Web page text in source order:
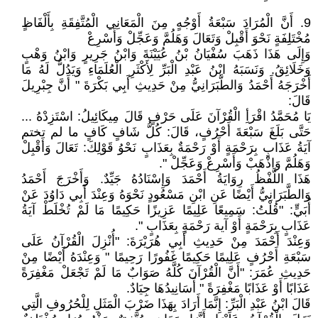
9. أَنَّ الْمُرَادَ سَبْعَةُ أَوْجُهٍ مِنَ الْمَعَانِي الْمُتَّفِقَةِ بِأَلْفَاظٍ
مُخْتَلِفَةٍ نَحْوَ أَقْبِلْ وَتَعَالَ وَهَلُمَّ وَعَجِّلْ وَأَسْرِعْ
وَإِلَى هَذَا ذَهَبَ سُفْيَانُ بْنُ عُيَيْنَةَ وَابْنُ جَرِيرٍ وَابْنُ وَهْبٍ
وَخَلَائِقُ. وَنَسَبَهُ ابْنُ عَبْدِ الْبَرِّ لِأَكْثَرِ الْعُلَمَاءِ وَيَدُلُّ لَهُ مَا
أَخْرَجَهُ أَحْمَدُ وَالطَّبَرَانِيُّ مِنْ حَدِيثِ أَبِي بَكْرَةَ " أَنَّ جِبْرِيلَ
قَالَ:
يَا مُحَمَّدُ اقْرَأِ الْقُرْآنَ عَلَى حَرْفٍ قَالَ مِيكَائِيلُ: اسْتَزِدْهُ ...
حَتَّى بَلَغَ سَبْعَةَ أَحْرُفٍ، قَالَ: كُلُّ شَافٍ كَافٍ ما لم تختم
آيَةُ عَذَابٍ بِرَحْمَةٍ أَوْ رَحْمَةٌ بِعَذَابٍ نَحْوُ قَوْلِكَ: تَعَالَ وَأَقْبِلْ
وَهَلُمَّ وَاذْهَبْ وَأَسْرِعْ وَعَجِّلْ ".
هَذَا اللَّفْظُ رِوَايَةُ أَحْمَدَ وَإِسْنَادُهُ جَيِّدٌ. وَأَخْرَجَ أَحْمَدُ
وَالطَّبَرَانِيُّ أَيْضًا عَنِ ابْنِ مَسْعُودٍ نَحْوَهُ وَعِنْدَ أَبِي دَاوُدَ عَنْ
أُبَيٍّ: "قُلْتُ: سَمِيعًا عَلِيمًا عَزِيزًا حَكِيمًا مَا لَمْ تُخْلَطْ آيَةُ
عَذَابٍ بِرَحْمَةٍ أَوْ آية رَحْمَةٍ بِعَذَابٍ ".
وَعِنْدَ أَحْمَدَ مِنْ حَدِيثِ أَبِي هُرَيْرَةَ: "أُنْزِلَ الْقُرْآنُ عَلَى
سَبْعَةِ أَحْرُفٍ عَلِيمًا حَكِيمًا غَفُورًا رَحِيمًا " وَعِنْدَهُ أَيْضًا مِنْ
حَدِيثِ عُمَرَ: "أَنَّ الْقُرْآنَ كُلَّهُ صَوَابٌ مَا لَمْ تَجْعَلْ مَغْفِرَةً
عَذَابًا أَوْ عَذَابًا مَغْفِرَةً " أَسَانِيدُهَا جِيَادٌ.
قَالَ ابْنُ عَبْدِ الْبَرِّ: إِنَّمَا أَرَادَ بِهَذَا ضَرْبَ الْمَثَلِ لِلْحُرُوفِ الَّتِي